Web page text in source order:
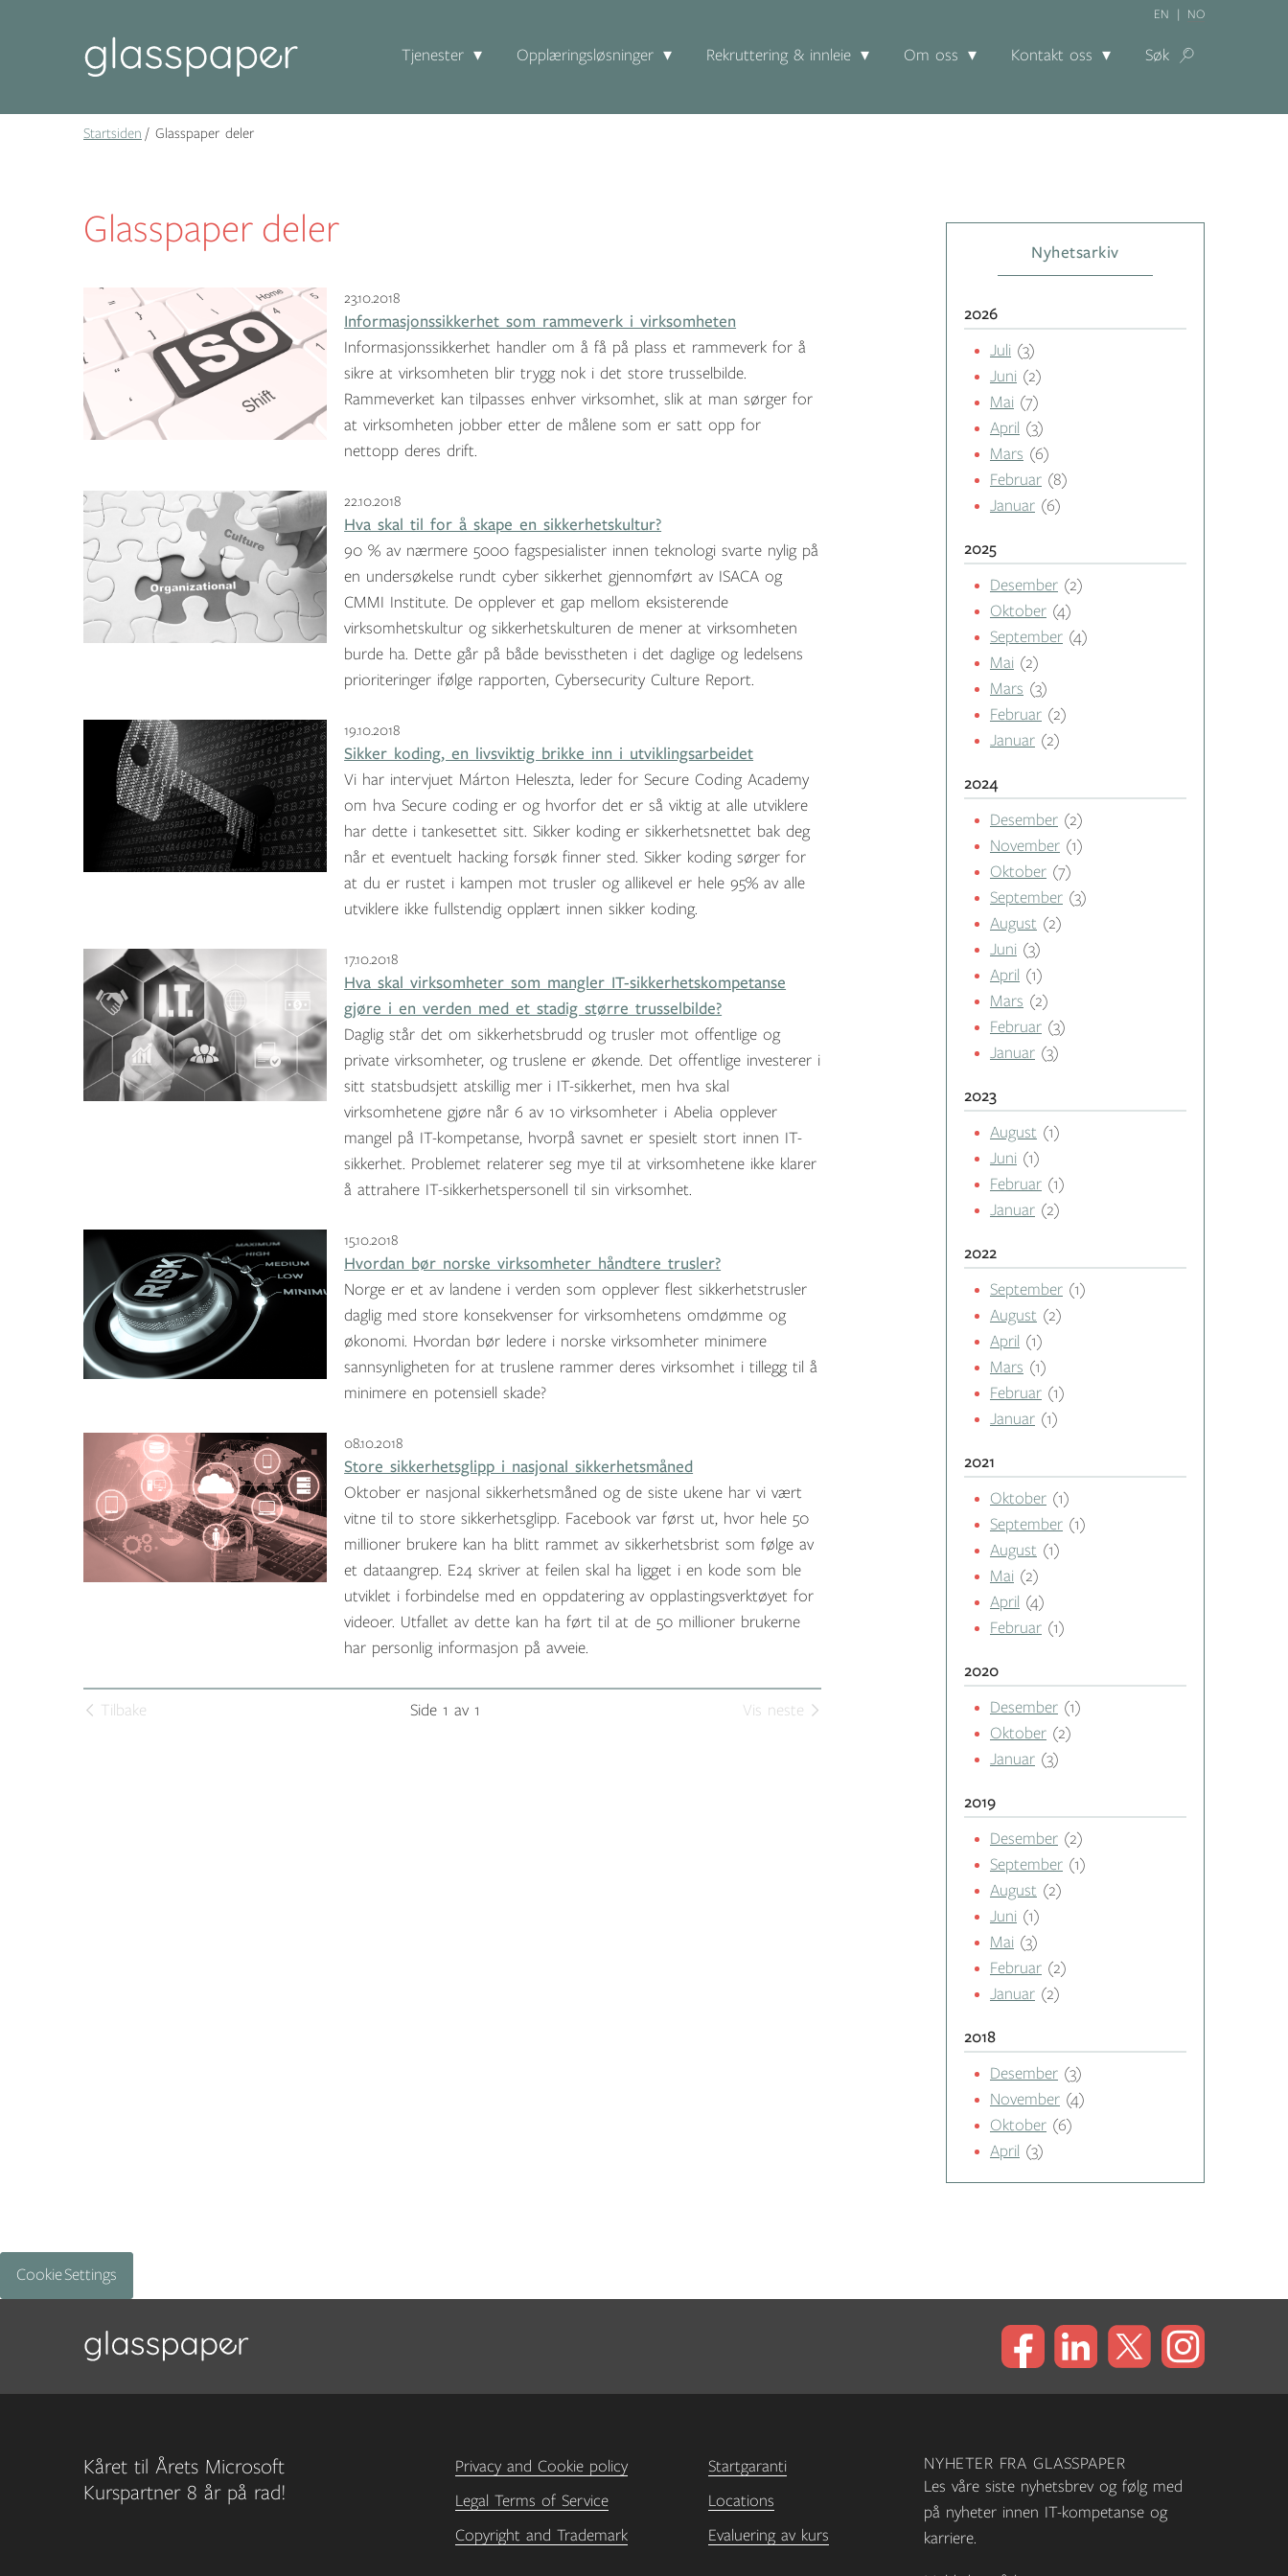
EN NO
Tjenester Opplæringsløsninger Rekruttering & innleie Om oss Kontakt oss Søk
Startsiden Glasspaper deler
Glasspaper deler
23.10.2018
Informasjonssikkerhet som rammeverk i virksomheten
Informasjonssikkerhet handler om å få på plass et rammeverk for å
sikre at virksomheten blir trygg nok i det store trusselbilde.
Rammeverket kan tilpasses enhver virksomhet, slik at man sørger for
at virksomheten jobber etter de målene som er satt opp for
nettopp deres drift.
22.10.2018
Hva skal til for å skape en sikkerhetskultur?
90 % av nærmere 5000 fagspesialister innen teknologi svarte nylig på
en undersøkelse rundt cyber sikkerhet gjennomført av ISACA og
CMMI Institute. De opplever et gap mellom eksisterende
virksomhetskultur og sikkerhetskulturen de mener at virksomheten
burde ha. Dette går på både bevisstheten i det daglige og ledelsens
prioriteringer ifølge rapporten, Cybersecurity Culture Report.
19.10.2018
Sikker koding, en livsviktig brikke inn i utviklingsarbeidet
Vi har intervjuet Márton Heleszta, leder for Secure Coding Academy
om hva Secure coding er og hvorfor det er så viktig at alle utviklere
har dette i tankesettet sitt. Sikker koding er sikkerhetsnettet bak deg
når et eventuelt hacking forsøk finner sted. Sikker koding sørger for
at du er rustet i kampen mot trusler og allikevel er hele 95% av alle
utviklere ikke fullstendig opplært innen sikker koding.
17.10.2018
Hva skal virksomheter som mangler IT-sikkerhetskompetanse
gjøre i en verden med et stadig større trusselbilde?
Daglig står det om sikkerhetsbrudd og trusler mot offentlige og
private virksomheter, og truslene er økende. Det offentlige investerer i
sitt statsbudsjett atskillig mer i IT-sikkerhet, men hva skal
virksomhetene gjøre når 6 av 10 virksomheter i Abelia opplever
mangel på IT-kompetanse, hvorpå savnet er spesielt stort innen IT-
sikkerhet. Problemet relaterer seg mye til at virksomhetene ikke klarer
å attrahere IT-sikkerhetspersonell til sin virksomhet.
15.10.2018
Hvordan bør norske virksomheter håndtere trusler?
Norge er et av landene i verden som opplever flest sikkerhetstrusler
daglig med store konsekvenser for virksomhetens omdømme og
økonomi. Hvordan bør ledere i norske virksomheter minimere
sannsynligheten for at truslene rammer deres virksomhet i tillegg til å
minimere en potensiell skade?
08.10.2018
Store sikkerhetsglipp i nasjonal sikkerhetsmåned
Oktober er nasjonal sikkerhetsmåned og de siste ukene har vi vært
vitne til to store sikkerhetsglipp. Facebook var først ut, hvor hele 50
millioner brukere kan ha blitt rammet av sikkerhetsbrist som følge av
et dataangrep. E24 skriver at feilen skal ha ligget i en kode som ble
utviklet i forbindelse med en oppdatering av opplastingsverktøyet for
videoer. Utfallet av dette kan ha ført til at de 50 millioner brukerne
har personlig informasjon på avveie.
Tilbake Side 1 av 1 Vis neste
Nyhetsarkiv
2026
Juli (3)
Juni (2)
Mai (7)
April
(3)
Mars (6)
Februar (8)
Januar (6)
2025
Desember (2)
Oktober (4)
September (4)
Mai (2)
Mars (3)
Februar (2)
Januar (2)
2024
Desember (2)
November (1)
Oktober (7)
September (3)
August (2)
Juni (3)
April
(1)
Mars (2)
Februar (3)
Januar (3)
2023
August (1)
Juni (1)
Februar (1)
Januar (2)
2022
September (1)
August (2)
April
(1)
Mars (1)
Februar (1)
Januar (1)
2021
Oktober (1)
September (1)
August (1)
Mai (2)
April
(4)
Februar (1)
2020
Desember (1)
Oktober (2)
Januar (3)
2019
Desember (2)
September (1)
August (2)
Juni (1)
Mai (3)
Februar (2)
Januar (2)
2018
Desember (3)
November (4)
Oktober (6)
April
(3)
Cookie Settings
Kåret til Årets Microsoft
Kurspartner 8 år på rad!
Privacy and Cookie policy
Legal Terms of Service
Copyright and Trademark
Startgaranti
Locations
Evaluering av kurs
NYHETER FRA GLASSPAPER
Les våre siste nyhetsbrev og følg med
på nyheter innen IT-kompetanse og
karriere.